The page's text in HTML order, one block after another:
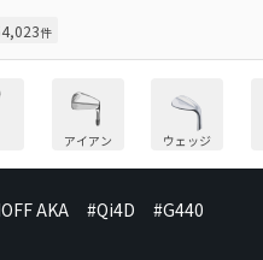
件
アイアン ウェッジ
AKA #Qi4D #G440